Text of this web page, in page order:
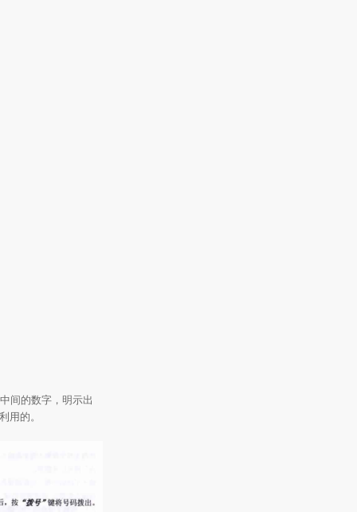
间的数字，明示出
的。